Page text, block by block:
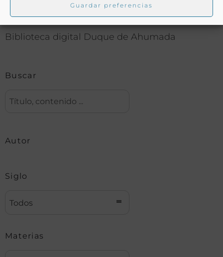
Guardar preferencias
Biblioteca digital Duque de Ahumada
Buscar
Autor
Siglo
Todos
Materias